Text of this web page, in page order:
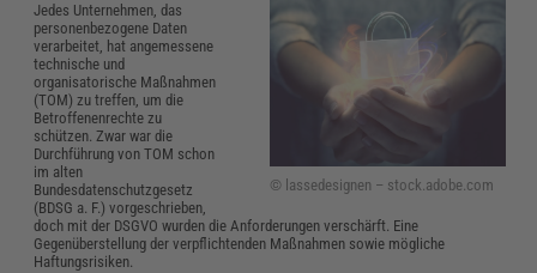
© lassedesignen – stock.adobe.com
Jedes Unternehmen, das
personenbezogene Daten
verarbeitet, hat angemessene
technische und
organisatorische Maßnahmen
(TOM) zu treffen, um die
Betroffenenrechte zu
schützen. Zwar war die
Durchführung von TOM schon
im alten
Bundesdatenschutzgesetz
(BDSG a. F.) vorgeschrieben,
doch mit der DSGVO wurden die Anforderungen verschärft. Eine
Gegenüberstellung der verpflichtenden Maßnahmen sowie mögliche
Haftungsrisiken.